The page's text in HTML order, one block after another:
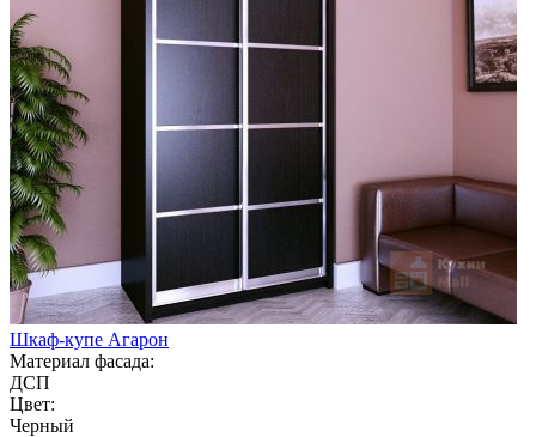
Шкаф-купе Агарон
Материал фасада:
ДСП
Цвет:
Черный